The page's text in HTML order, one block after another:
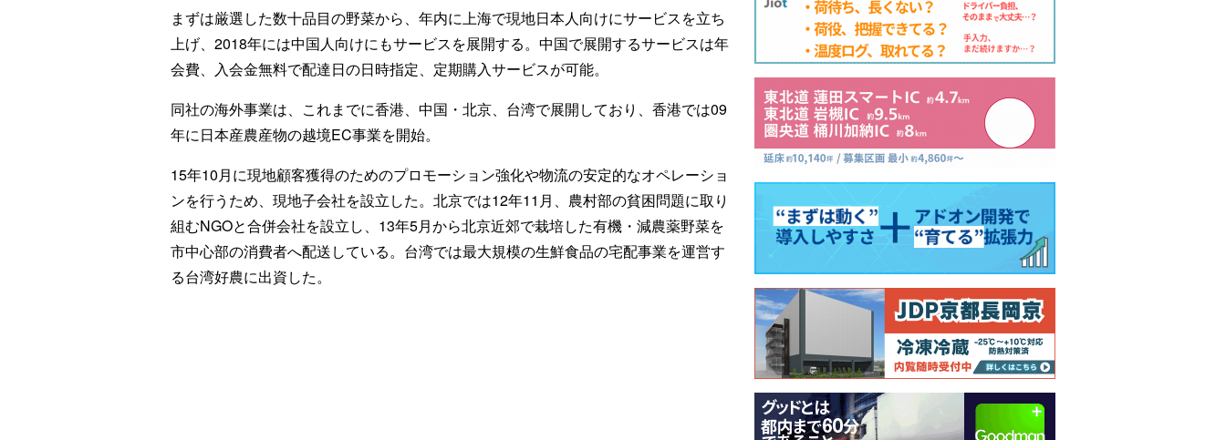
まずは厳選した数十品目の野菜から、年内に上海で現地日本人向けにサービスを立ち
上げ、2018年には中国人向けにもサービスを展開する。中国で展開するサービスは年
会費、入会金無料で配達日の日時指定、定期購入サービスが可能。
同社の海外事業は、これまでに香港、中国・北京、台湾で展開しており、香港では09
年に日本産農産物の越境EC事業を開始。
15年10月に現地顧客獲得のためのプロモーション強化や物流の安定的なオペレーショ
ンを行うため、現地子会社を設立した。北京では12年11月、農村部の貧困問題に取り
組むNGOと合併会社を設立し、13年5月から北京近郊で栽培した有機・減農薬野菜を
市中心部の消費者へ配送している。台湾では最大規模の生鮮食品の宅配事業を運営す
る台湾好農に出資した。